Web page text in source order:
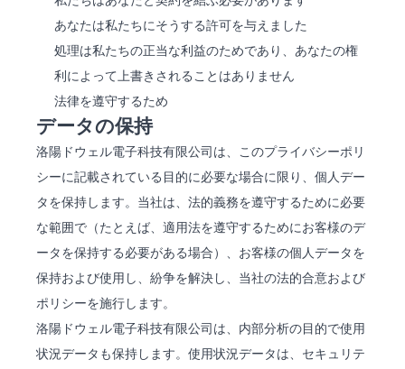
あなたは私たちにそうする許可を与えました
処理は私たちの正当な利益のためであり、あなたの権
利によって上書きされることはありません
法律を遵守するため
データの保持
洛陽ドウェル電子科技有限公司は、このプライバシーポリ
シーに記載されている目的に必要な場合に限り、個人デー
タを保持します。当社は、法的義務を遵守するために必要
な範囲で（たとえば、適用法を遵守するためにお客様のデ
ータを保持する必要がある場合）、お客様の個人データを
保持および使用し、紛争を解決し、当社の法的合意および
ポリシーを施行します。
洛陽ドウェル電子科技有限公司は、内部分析の目的で使用
状況データも保持します。使用状況データは、セキュリテ